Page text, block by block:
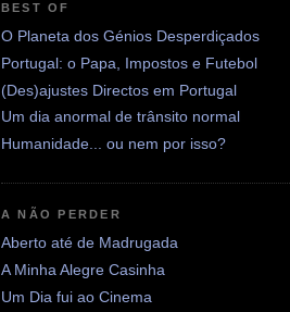
BEST OF
O Planeta dos Génios Desperdiçados
Portugal: o Papa, Impostos e Futebol
(Des)ajustes Directos em Portugal
Um dia anormal de trânsito normal
Humanidade... ou nem por isso?
A NÃO PERDER
Aberto até de Madrugada
A Minha Alegre Casinha
Um Dia fui ao Cinema